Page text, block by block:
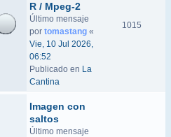
R / Mpeg-2
Último mensaje
por tomastang «
Vie, 10 Jul 2026,
06:52
Publicado en La
Cantina
1015
Imagen con
saltos
Último mensaje